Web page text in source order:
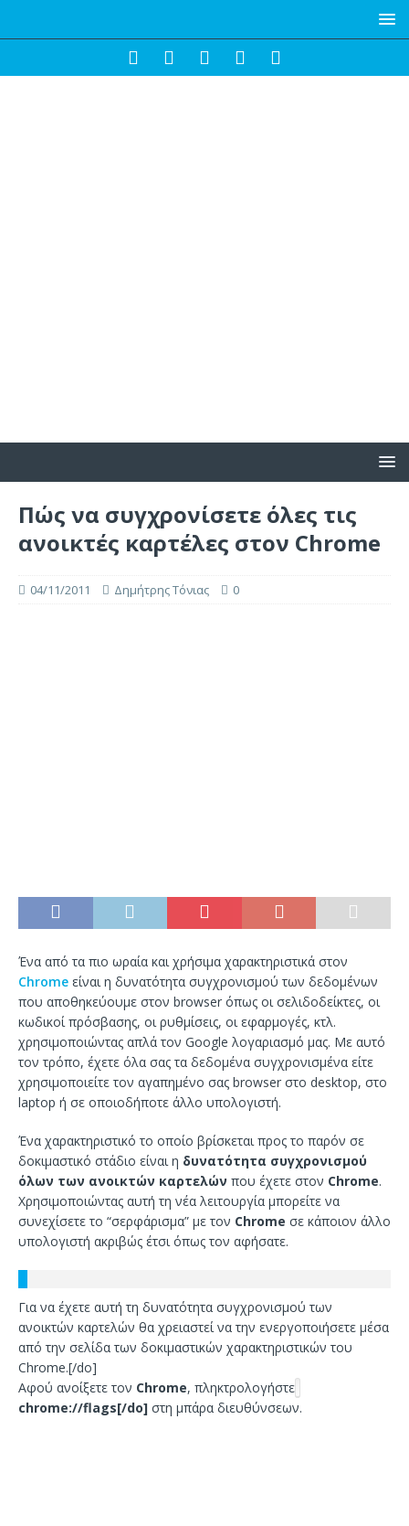
Πώς να συγχρονίσετε όλες τις
ανοικτές καρτέλες στον Chrome
04/11/2011 Δημήτρης Τόνιας 0
Ένα από τα πιο ωραία και χρήσιμα χαρακτηριστικά στον
Chrome είναι η δυνατότητα συγχρονισμού των δεδομένων
που αποθηκεύουμε στον browser όπως οι σελιδοδείκτες, οι
κωδικοί πρόσβασης, οι ρυθμίσεις, οι εφαρμογές, κτλ.
χρησιμοποιώντας απλά τον Google λογαριασμό μας. Με αυτό
τον τρόπο, έχετε όλα σας τα δεδομένα συγχρονισμένα είτε
χρησιμοποιείτε τον αγαπημένο σας browser στο desktop, στο
laptop ή σε οποιοδήποτε άλλο υπολογιστή.
Ένα χαρακτηριστικό το οποίο βρίσκεται προς το παρόν σε
δοκιμαστικό στάδιο είναι η δυνατότητα συγχρονισμού
όλων των ανοικτών καρτελών που έχετε στον Chrome.
Χρησιμοποιώντας αυτή τη νέα λειτουργία μπορείτε να
συνεχίσετε το “σερφάρισμα” με τον Chrome σε κάποιον άλλο
υπολογιστή ακριβώς έτσι όπως τον αφήσατε.
Για να έχετε αυτή τη δυνατότητα συγχρονισμού των
ανοικτών καρτελών θα χρειαστεί να την ενεργοποιήσετε μέσα
από την σελίδα των δοκιμαστικών χαρακτηριστικών του
Chrome.[/do]
Αφού ανοίξετε τον Chrome, πληκτρολογήστε
chrome://flags[/do] στη μπάρα διευθύνσεων.